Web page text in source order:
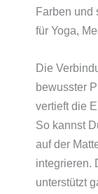
Farben und
für Yoga,
Die
bewusster
vertieft die
So kannst
auf der
integrieren.
unterstützt